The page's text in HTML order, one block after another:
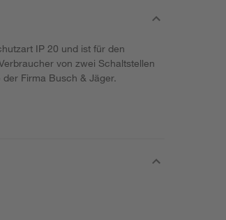
IP 20 und ist für den
von zwei Schaltstellen
Firma Busch & Jäger.